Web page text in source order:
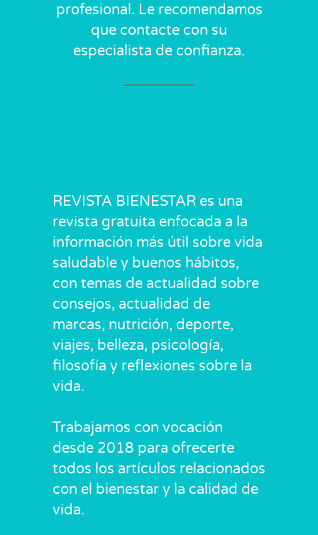
profesional. Le recomendamos
que contacte con su
especialista de confianza.
REVISTA BIENESTAR es una
revista gratuita enfocada a la
información más útil sobre vida
saludable y buenos hábitos,
con temas de actualidad sobre
consejos, actualidad de
marcas, nutrición, deporte,
viajes, belleza, psicología,
filosofía y reflexiones sobre la
vida.
Trabajamos con vocación
desde 2018 para ofrecerte
todos los artículos relacionados
con el bienestar y la calidad de
vida.